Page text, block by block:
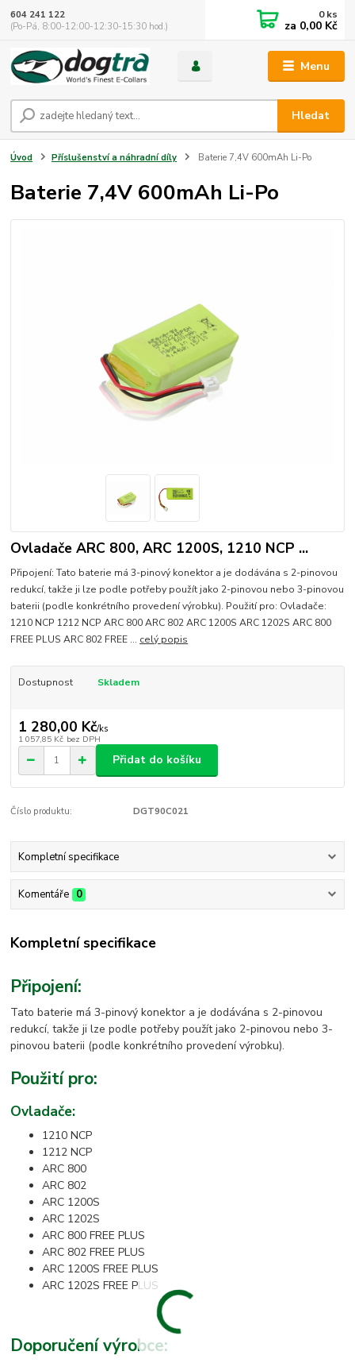
Menu
Hledat
604 241 122
(Po-Pá, 8:00-12:00-12:30-15:30 hod.)
0ks
za 0,00 Kč
Úvod Příslušenství a náhradní díly Baterie 7,4V 600mAh Li-Po
Baterie 7,4V 600mAh Li-Po
Ovladače ARC 800, ARC 1200S, 1210 NCP ...
Připojení: Tato baterie má 3-pinový konektor a je dodávána s 2-pinovou
redukcí, takže ji lze podle potřeby použít jako 2-pinovou nebo 3-pinovou
baterii (podle konkrétního provedení výrobku). Použití pro: Ovladače:
1210 NCP 1212 NCP ARC 800 ARC 802 ARC 1200S ARC 1202S ARC 800
FREE PLUS ARC 802 FREE ... celý popis
Dostupnost Skladem
1 280,00 Kč/ks
1 057,85 Kč bez DPH
Přidat do košíku
Číslo produktu: DGT90C021
Kompletní specifikace
Komentáře 0
Kompletní specifikace
Připojení:
Tato baterie má 3-pinový konektor a je dodávána s 2-pinovou
redukcí, takže ji lze podle potřeby použít jako 2-pinovou nebo 3-
pinovou baterii (podle konkrétního provedení výrobku).
Použití pro:
Ovladače:
1210 NCP
1212 NCP
ARC 800
ARC 802
ARC 1200S
ARC 1202S
ARC 800 FREE PLUS
ARC 802 FREE PLUS
ARC 1200S FREE PLUS
ARC 1202S FREE PLUS
Doporučení výrobce: